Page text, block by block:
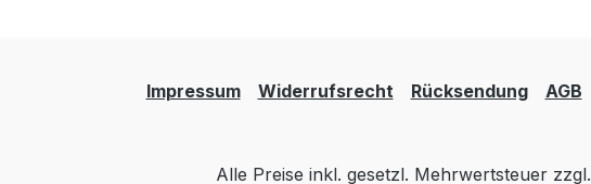
Impressum Widerrufsrecht Rücksendung AGB
Alle Preise inkl. gesetzl. Mehrwertsteuer zzgl.